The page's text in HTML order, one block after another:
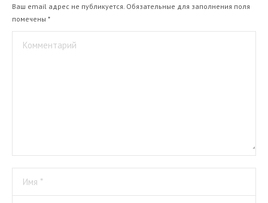
Ваш email адрес не публикуется. Обязательные для заполнения поля
помечены *
Комментарий
Имя *